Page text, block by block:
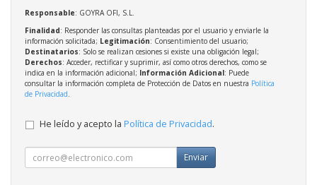
Responsable: GOYRA OFI, S.L.
Finalidad: Responder las consultas planteadas por el usuario y enviarle la
información solicitada; Legitimación: Consentimiento del usuario;
Destinatarios: Solo se realizan cesiones si existe una obligación legal;
Derechos: Acceder, rectificar y suprimir, así como otros derechos, como se
indica en la información adicional; Información Adicional: Puede
consultar la información completa de Protección de Datos en nuestra Política
de Privacidad.
He leído y acepto la Política de Privacidad.
Enviar